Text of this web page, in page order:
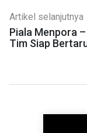
Artikel selanjutnya
Piala Menpora
Tim Siap